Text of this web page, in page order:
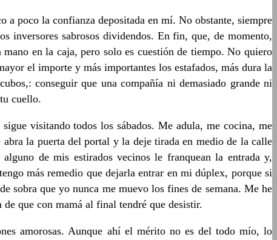
a poco la confianza depositada en mí. No obstante, siempre
inversores sabrosos dividendos. En fin, que, de momento,
en la caja, pero solo es cuestión de tiempo. No quiero
el importe y más importantes los estafados, más dura la
conseguir que una compañía ni demasiado grande ni
cuello.
visitando todos los sábados. Me adula, me cocina, me
la puerta del portal y la deje tirada en medio de la calle
de mis estirados vecinos le franquean la entrada y,
más remedio que dejarla entrar en mi dúplex, porque si
sobra que yo nunca me muevo los fines de semana. Me he
que con mamá al final tendré que desistir.
amorosas. Aunque ahí el mérito no es del todo mío, lo